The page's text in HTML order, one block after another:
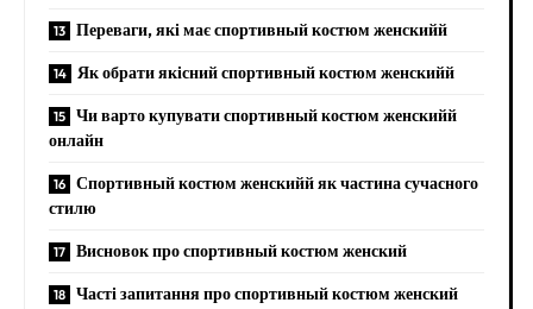
Переваги, які має спортивный костюм женскийй
Як обрати якісний спортивный костюм женскийй
Чи варто купувати спортивный костюм женскийй
онлайн
Спортивный костюм женскийй як частина сучасного
стилю
Висновок про спортивный костюм женский
Часті запитання про спортивный костюм женский